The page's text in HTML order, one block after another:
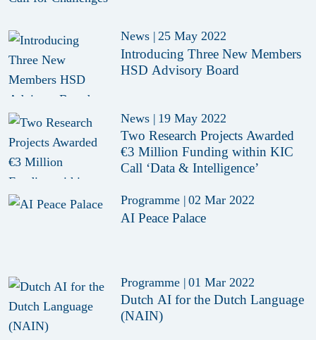
News | 25 May 2022
Introducing Three New Members
HSD Advisory Board
News | 19 May 2022
Two Research Projects Awarded
€3 Million Funding within KIC
Call ‘Data & Intelligence’
Programme | 02 Mar 2022
AI Peace Palace
Programme | 01 Mar 2022
Dutch AI for the Dutch Language
(NAIN)